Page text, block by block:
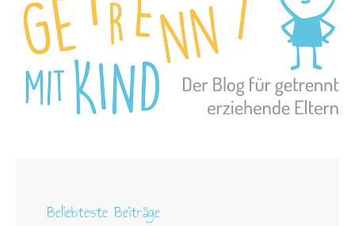
Beliebteste Beiträge